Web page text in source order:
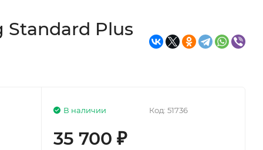
Standard Plus
Код: 51736
В наличии
35 700 ₽